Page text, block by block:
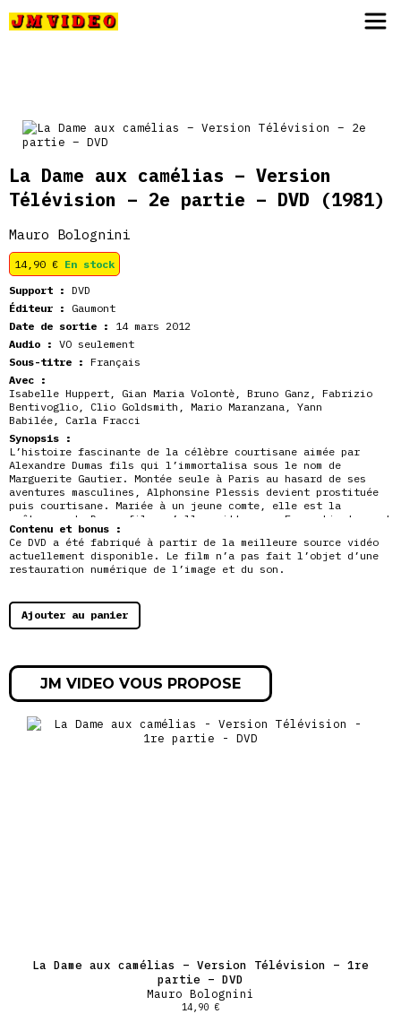
La Dame aux camélias – Version
Télévision – 2e partie – DVD (1981)
Mauro Bolognini
14,90 € En stock
Support : DVD
Éditeur :
Gaumont
Date de sortie :
14 mars 2012
Audio : VO seulement
Sous-titre : Français
Avec :
Isabelle Huppert , Gian Maria Volontè , Bruno Ganz , Fabrizio
Bentivoglio , Clio Goldsmith , Mario Maranzana , Yann
Babilée , Carla Fracci
Synopsis :
L’histoire fascinante de la célèbre courtisane aimée par
Alexandre Dumas fils qui l’immortalisa sous le nom de
Marguerite Gautier. Montée seule à Paris au hasard de ses
aventures masculines, Alphonsine Plessis devient prostituée
puis courtisane. Mariée à un jeune comte, elle est la
maîtresse de Dumas fils qu’elle quitte pour Franz Liszt avant
d’être emportée par la tuberculose. Second volet de cette
très belle adaptation du roman d’Alexandre Dumas, dans sa
version télévision.
Contenu et bonus :
Ce DVD a été fabriqué à partir de la meilleure source vidéo
actuellement disponible. Le film n’a pas fait l’objet d’une
restauration numérique de l’image et du son.
Ajouter au panier
JM VIDEO VOUS PROPOSE
La Dame aux camélias – Version Télévision – 1re
partie – DVD
Mauro Bolognini
14,90 €